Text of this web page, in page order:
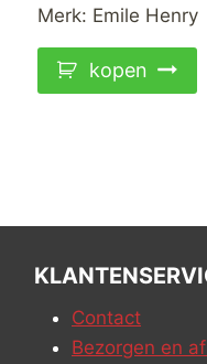
Merk: Emile Henry
kopen
Contact
Bezorgen en